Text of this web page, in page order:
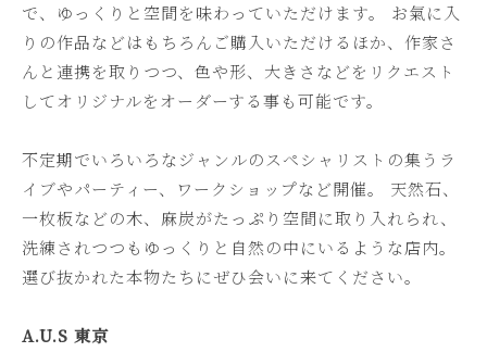
で、ゆっくりと空間を味わっていただけます。 お氣に入
りの作品などはもちろんご購入いただけるほか、作家さ
んと連携を取りつつ、色や形、大きさなどをリクエスト
してオリジナルをオーダーする事も可能です。
不定期でいろいろなジャンルのスペシャリストの集うラ
イブやパーティー、ワークショップなど開催。 天然石、
一枚板などの木、麻炭がたっぷり空間に取り入れられ、
洗練されつつもゆっくりと自然の中にいるような店内。
選び抜かれた本物たちにぜひ会いに来てください。
A.U.S 東京